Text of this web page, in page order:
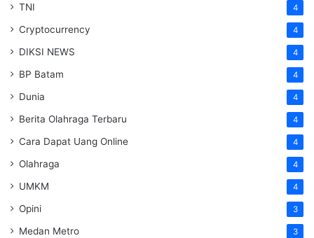
TNI 4
Cryptocurrency 4
DIKSI NEWS 4
BP Batam 4
Dunia 4
Berita Olahraga Terbaru 4
Cara Dapat Uang Online 4
Olahraga 4
UMKM 4
Opini 3
Medan Metro 3